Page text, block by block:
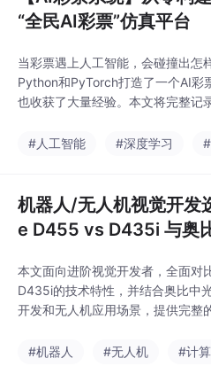
意识连接系统，它利用
PyQt6构建了一个沉浸
“全民AI彩票”仿真平台
当彩票遇上人工智能，会碰撞出怎
Python和PyTorch打造了一个AI彩
也收获了大量经验。本文将完整记
#人工智能
#深度学习
机器人/无人机视觉开发
e D455 vs D435i 与奥
本文面向进阶视觉开发者，全面
D435i的技术特性，并结合奥比中
开发和无人机应用场景，提供完整
的开发建议，帮助开发者构建技术
#机器人 #无人机 #计